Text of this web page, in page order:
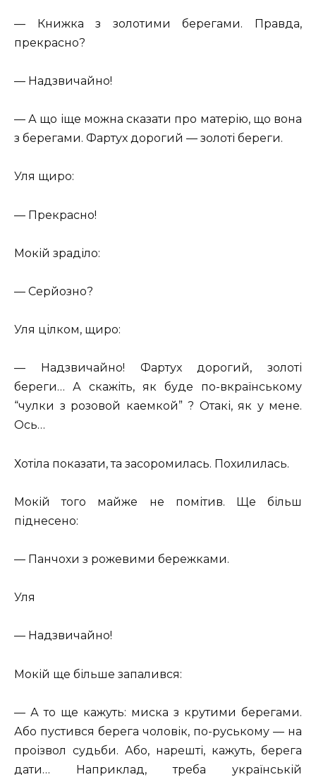
— Книжка з золотими берегами. Правда,
прекрасно?
— Надзвичайно!
— А що іще можна сказати про матерію, що вона
з берегами. Фартух дорогий — золоті береги.
Уля щиро:
— Прекрасно!
Мокій зраділо:
— Серйозно?
Уля цілком, щиро:
— Надзвичайно! Фартух дорогий, золоті
береги… А скажіть, як буде по-вкраїнському
“чулки з розовой каемкой” ? Отакі, як у мене.
Ось…
Хотіла показати, та засоромилась. Похилилась.
Мокій того майже не помітив. Ще більш
піднесено:
— Панчохи з рожевими бережками.
Уля
— Надзвичайно!
Мокій ще більше запалився:
— А то ще кажуть: миска з крутими берегами.
Або пустився берега чоловік, по-руському — на
проізвол судьби. Або, нарешті, кажуть, берега
дати… Наприклад, треба українській